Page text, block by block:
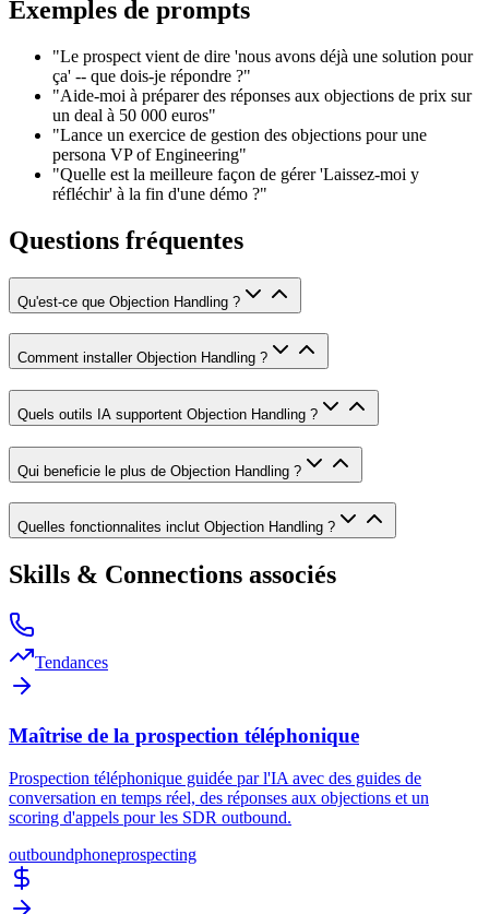
Exemples de prompts
"Le prospect vient de dire 'nous avons déjà une solution pour
ça' -- que dois-je répondre ?"
"Aide-moi à préparer des réponses aux objections de prix sur
un deal à 50 000 euros"
"Lance un exercice de gestion des objections pour une
persona VP of Engineering"
"Quelle est la meilleure façon de gérer 'Laissez-moi y
réfléchir' à la fin d'une démo ?"
Questions fréquentes
Qu'est-ce que Objection Handling ?
Comment installer Objection Handling ?
Quels outils IA supportent Objection Handling ?
Qui beneficie le plus de Objection Handling ?
Quelles fonctionnalites inclut Objection Handling ?
Skills & Connections associés
Tendances
Maîtrise de la prospection téléphonique
Prospection téléphonique guidée par l'IA avec des guides de
conversation en temps réel, des réponses aux objections et un
scoring d'appels pour les SDR outbound.
outboundphoneprospecting